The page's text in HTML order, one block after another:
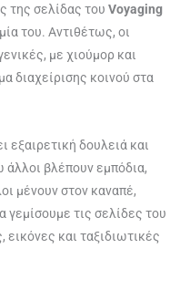
της σελίδας του Voyaging
του. Αντιθέτως, οι
με χιούμορ και
διαχείρισης κοινού στα
εξαιρετική δουλειά και
άλλοι βλέπουν εμπόδια,
μένουν στον καναπέ,
γεμίσουμε τις σελίδες του
εικόνες και ταξιδιωτικές